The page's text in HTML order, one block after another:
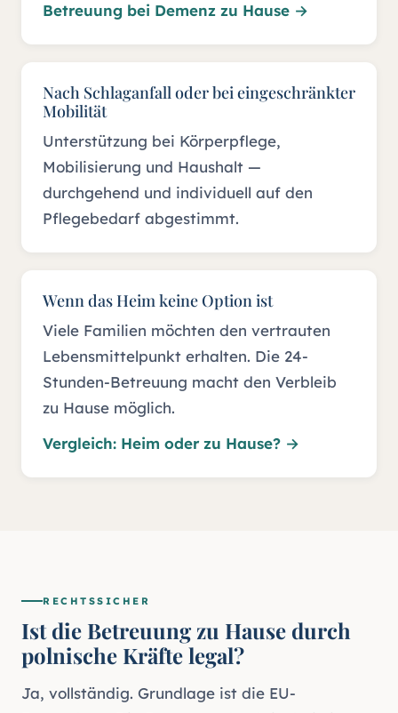
Betreuung bei Demenz zu Hause →
Nach Schlaganfall oder bei eingeschränkter
Mobilität
Unterstützung bei Körperpflege,
Mobilisierung und Haushalt —
durchgehend und individuell auf den
Pflegebedarf abgestimmt.
Wenn das Heim keine Option ist
Viele Familien möchten den vertrauten
Lebensmittelpunkt erhalten. Die 24-
Stunden-Betreuung macht den Verbleib
zu Hause möglich.
Vergleich: Heim oder zu Hause? →
RECHTSSICHER
Ist die Betreuung zu Hause durch
polnische Kräfte legal?
Ja, vollständig. Grundlage ist die EU-